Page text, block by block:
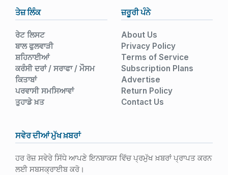
ਤੇਜ਼ ਲਿੰਕ
ਰੇਟ ਲਿਸਟ
ਬਾਲ ਫੁਲਵਾੜੀ
ਸ਼ਹਿਨਾਈਆਂ
ਕਰੰਸੀ ਦਰਾਂ / ਸਰਾਫਾ / ਮੌਸਮ
ਕਿਤਾਬਾਂ
ਪਰਵਾਸੀ ਸਮਸਿਆਵਾਂ
ਤੁਹਾਡੇ ਖ਼ਤ
ਜ਼ਰੂਰੀ ਪੰਨੇ
About Us
Privacy Policy
Terms of Service
Subscription Plans
Advertise
Return Policy
Contact Us
ਸਵੇਰ ਦੀਆਂ ਮੁੱਖ ਖ਼ਬਰਾਂ
ਹਰ ਰੋਜ਼ ਸਵੇਰੇ ਸਿੱਧੇ ਆਪਣੇ ਇਨਬਾਕਸ ਵਿੱਚ ਪ੍ਰਮੁੱਖ ਖ਼ਬਰਾਂ ਪ੍ਰਾਪਤ ਕਰਨ
ਲਈ ਸਬਸਕ੍ਰਾਈਬ ਕਰੋ।